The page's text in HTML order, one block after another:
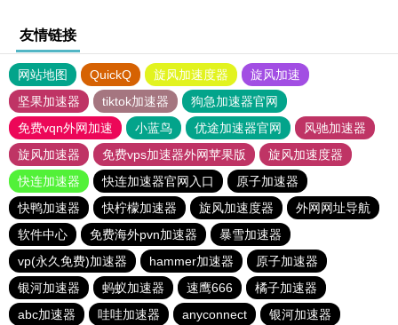
友情链接
网站地图 QuickQ 旋风加速度器
旋风加速
坚果加速器
tiktok加速器
狗急加速器官网
免费vqn外网加速
小蓝鸟 优途加速器官网
风驰加速器
旋风加速器
免费vps加速器外网苹果版
旋风加速度器
快连加速器
快连加速器官网入口
原子加速器
快鸭加速器
快柠檬加速器 旋风加速度器
外网网址导航
软件中心
免费海外pvn加速器
暴雪加速器
vp(永久免费)加速器
hammer加速器
原子加速器
银河加速器
蚂蚁加速器 速鹰666
橘子加速器
abc加速器
哇哇加速器 anyconnect 银河加速器